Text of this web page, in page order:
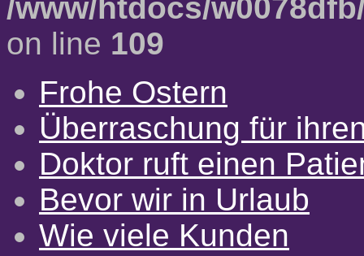
/www/htdocs/
on line 109
Frohe Ostern
Überraschung für
Doktor ruft einen
Bevor wir in Urlaub
Wie viele Kunden